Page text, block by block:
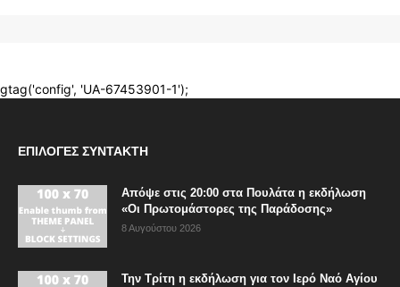
ΕΠΙΛΟΓΈΣ ΣΥΝΤΆΚΤΗ
Απόψε στις 20:00 στα Πουλάτα η εκδήλωση
«Οι Πρωτομάστορες της Παράδοσης»
8 Αυγούστου 2026
Την Τρίτη η εκδήλωση για τον Ιερό Ναό Αγίου